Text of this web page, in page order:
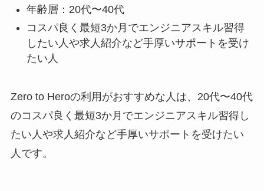
年齢層：20代〜40代
コスパ良く最短3か月でエンジニアスキル習得
したい人や求人紹介など手厚いサポートを受け
たい人
Zero to Heroの利用がおすすめな人は、20代〜40代
のコスパ良く最短3か月でエンジニアスキル習得し
たい人や求人紹介など手厚いサポートを受けたい
人です。